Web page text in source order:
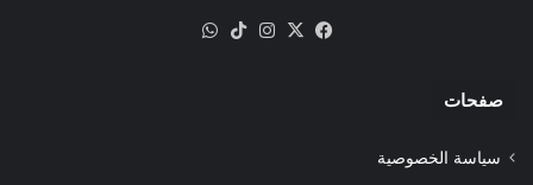
فيسبوك
‫X انستقرام‫TikTok
صفحات
سياسة الخصوصية